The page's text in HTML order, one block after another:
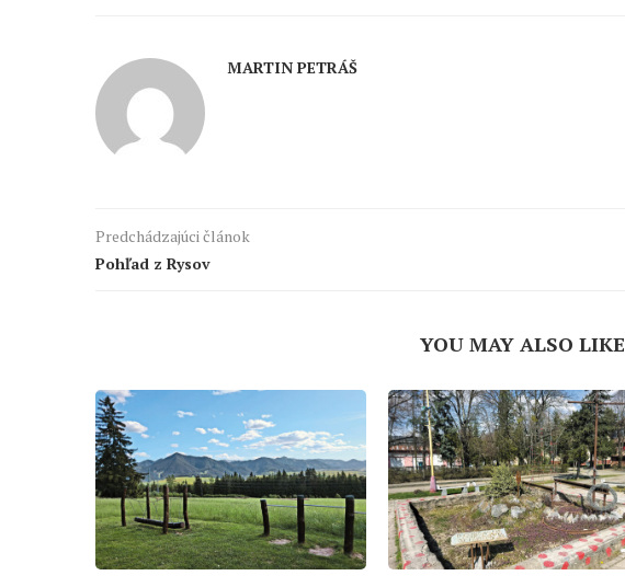
MARTIN PETRÁŠ
Predchádzajúci článok
Pohľad z Rysov
YOU MAY ALSO LIKE